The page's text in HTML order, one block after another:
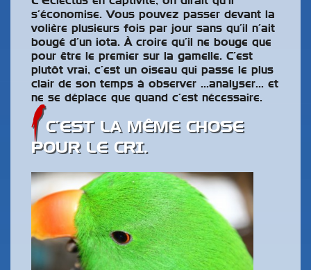
s’économise. Vous pouvez passer devant la
volière plusieurs fois par jour sans qu’il n’ait
bougé d’un iota. À croire qu’il ne bouge que
pour être le premier sur la gamelle. C’est
plutôt vrai, c’est un oiseau qui passe le plus
clair de son temps à observer …analyser… et
ne se déplace que quand c’est nécessaire.
C’EST LA MÊME CHOSE
POUR LE CRI.